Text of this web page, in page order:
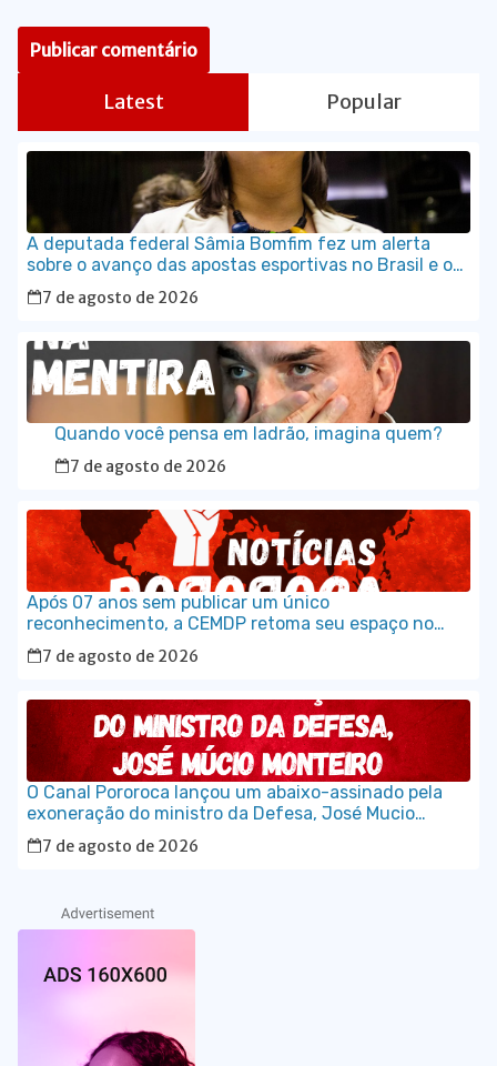
Latest Popular
A deputada federal Sâmia Bomfim fez um alerta
sobre o avanço das apostas esportivas no Brasil e os
impactos que as chamadas “bets” têm provocado no
orçamento das famílias.
7 de agosto de 2026
Quando você pensa em ladrão, imagina quem?
7 de agosto de 2026
Após 07 anos sem publicar um único
reconhecimento, a CEMDP retoma seu espaço no
Diário Ofical da União, com o caso histórico de JK.
7 de agosto de 2026
O Canal Pororoca lançou um abaixo-assinado pela
exoneração do ministro da Defesa, José Mucio
Monteiro.
7 de agosto de 2026